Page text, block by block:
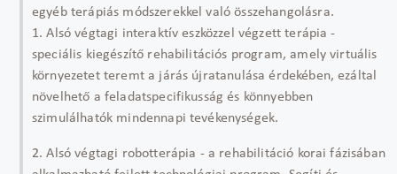
egyéb terápiás módszerekkel való összehangolásra.
1. Alsó végtagi interaktív eszközzel végzett terápia -
speciális kiegészítő rehabilitációs program, amely virtuális
környezetet teremt a járás újratanulása érdekében, ezáltal
növelhető a feladatspecifikusság és könnyebben
szimulálhatók mindennapi tevékenységek.
2. Alsó végtagi robotterápia - a rehabilitáció korai fázisában